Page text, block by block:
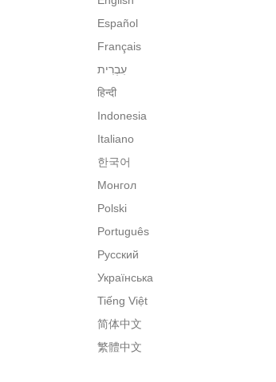
Español
Français
हिन्दी
Indonesia
Italiano
한국어
Монгол
Polski
Português
Русский
Українська
Tiếng Việt
简体中文
繁體中文